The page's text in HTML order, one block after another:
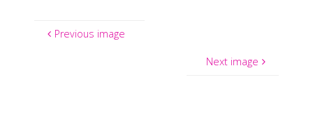
Previous image
Next image